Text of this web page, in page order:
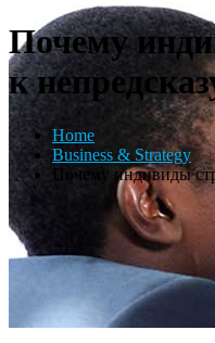
Почему
к
Home
Business & Strategy
Почему индивиды